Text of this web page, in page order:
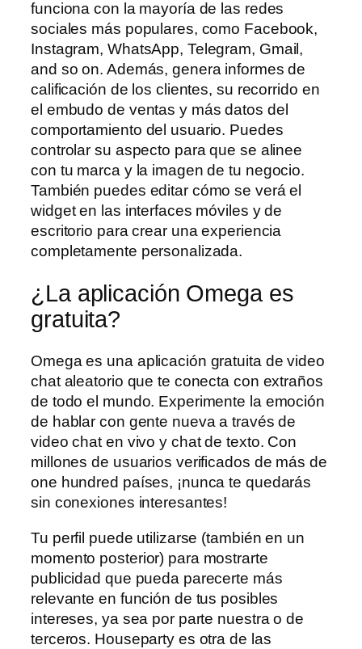
funciona con la mayoría de las redes
sociales más populares, como Facebook,
Instagram, WhatsApp, Telegram, Gmail,
and so on. Además, genera informes de
calificación de los clientes, su recorrido en
el embudo de ventas y más datos del
comportamiento del usuario. Puedes
controlar su aspecto para que se alinee
con tu marca y la imagen de tu negocio.
También puedes editar cómo se verá el
widget en las interfaces móviles y de
escritorio para crear una experiencia
completamente personalizada.
¿La aplicación Omega es
gratuita?
Omega es una aplicación gratuita de video
chat aleatorio que te conecta con extraños
de todo el mundo. Experimente la emoción
de hablar con gente nueva a través de
video chat en vivo y chat de texto. Con
millones de usuarios verificados de más de
one hundred países, ¡nunca te quedarás
sin conexiones interesantes!
Tu perfil puede utilizarse (también en un
momento posterior) para mostrarte
publicidad que pueda parecerte más
relevante en función de tus posibles
intereses, ya sea por parte nuestra o de
terceros. Houseparty es otra de las